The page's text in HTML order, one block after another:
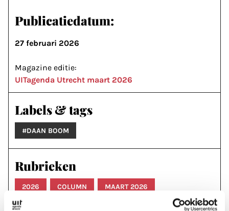
Publicatiedatum:
27 februari 2026
Magazine editie:
UITagenda Utrecht maart 2026
Labels & tags
#DAAN BOOM
Rubrieken
2026 COLUMN MAART 2026